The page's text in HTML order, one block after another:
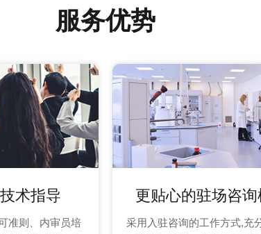
服务优势
术指导
准则、内审员培
更贴心的驻场咨询
采用入驻咨询的工作方式,充